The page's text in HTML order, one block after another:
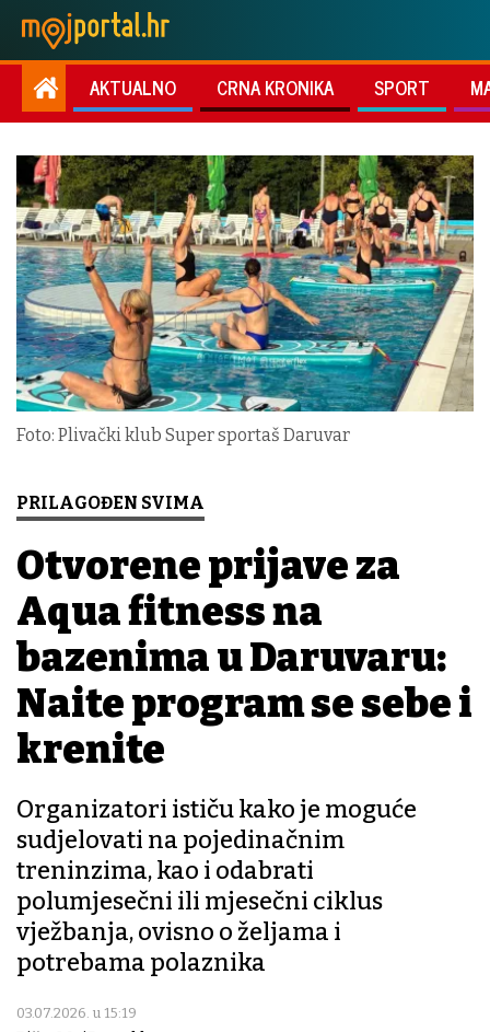
AKTUALNO CRNA KRONIKA SPORT
Foto: Plivački klub Super sportaš Daruvar
PRILAGOĐEN SVIMA
Otvorene prijave za
Aqua fitness na
bazenima u Daruvaru:
Nađite program se sebe i
krenite
Organizatori ističu kako je moguće
sudjelovati na pojedinačnim
treninzima, kao i odabrati
polumjesečni ili mjesečni ciklus
vježbanja, ovisno o željama i
potrebama polaznika
03.07.2026. u 15:19